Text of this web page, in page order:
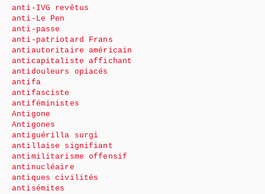
anti-IVG revêtus
anti-Le Pen
anti-passe
anti-patriotard Frans
antiautoritaire américain
anticapitaliste affichant
antidouleurs opiacés
antifa
antifasciste
antiféministes
Antigone
Antigones
antiguérilla surgi
antillaise signifiant
antimilitarisme offensif
antinucléaire
antiques civilités
antisémites